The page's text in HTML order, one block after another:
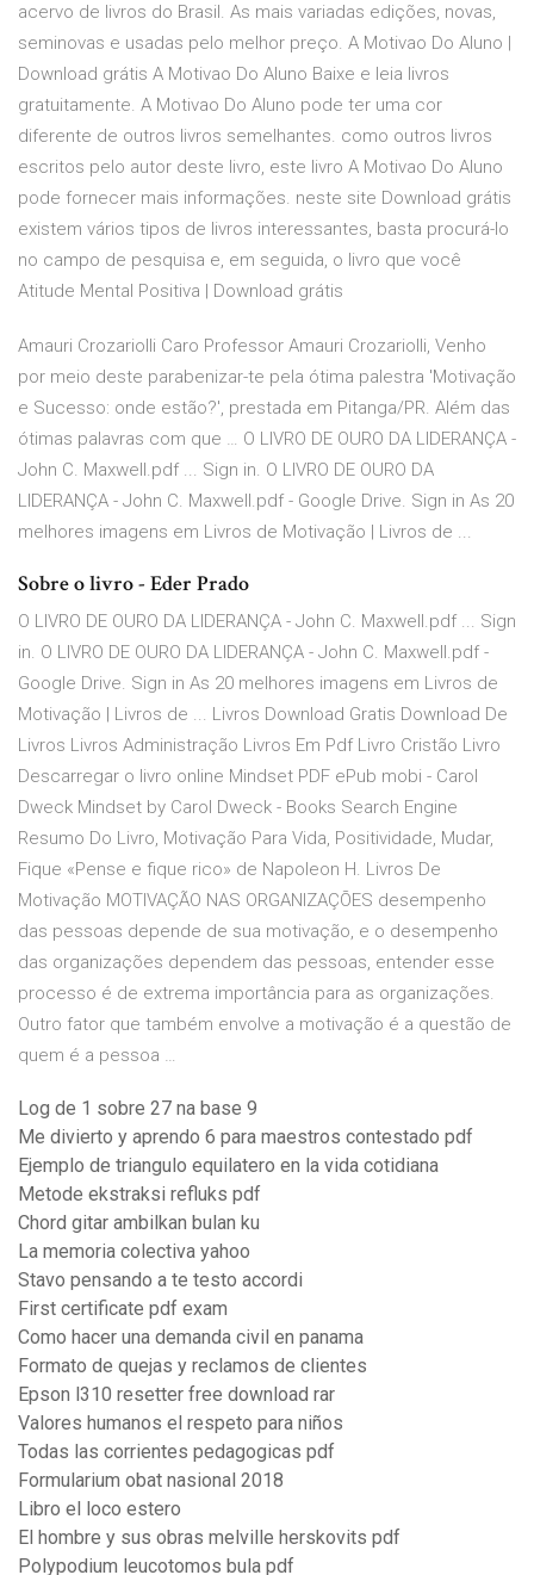
acervo de livros do Brasil. As mais variadas edições, novas,
seminovas e usadas pelo melhor preço. A Motivao Do Aluno |
Download grátis A Motivao Do Aluno Baixe e leia livros
gratuitamente. A Motivao Do Aluno pode ter uma cor
diferente de outros livros semelhantes. como outros livros
escritos pelo autor deste livro, este livro A Motivao Do Aluno
pode fornecer mais informações. neste site Download grátis
existem vários tipos de livros interessantes, basta procurá-lo
no campo de pesquisa e, em seguida, o livro que você
Atitude Mental Positiva | Download grátis
Amauri Crozariolli Caro Professor Amauri Crozariolli, Venho
por meio deste parabenizar-te pela ótima palestra 'Motivação
e Sucesso: onde estão?', prestada em Pitanga/PR. Além das
ótimas palavras com que … O LIVRO DE OURO DA LIDERANÇA -
John C. Maxwell.pdf ... Sign in. O LIVRO DE OURO DA
LIDERANÇA - John C. Maxwell.pdf - Google Drive. Sign in As 20
melhores imagens em Livros de Motivação | Livros de ...
Sobre o livro - Eder Prado
O LIVRO DE OURO DA LIDERANÇA - John C. Maxwell.pdf ... Sign
in. O LIVRO DE OURO DA LIDERANÇA - John C. Maxwell.pdf -
Google Drive. Sign in As 20 melhores imagens em Livros de
Motivação | Livros de ... Livros Download Gratis Download De
Livros Livros Administração Livros Em Pdf Livro Cristão Livro
Descarregar o livro online Mindset PDF ePub mobi - Carol
Dweck Mindset by Carol Dweck - Books Search Engine
Resumo Do Livro, Motivação Para Vida, Positividade, Mudar,
Fique «Pense e fique rico» de Napoleon H. Livros De
Motivação MOTIVAÇÃO NAS ORGANIZAÇÕES desempenho
das pessoas depende de sua motivação, e o desempenho
das organizações dependem das pessoas, entender esse
processo é de extrema importância para as organizações.
Outro fator que também envolve a motivação é a questão de
quem é a pessoa …
Log de 1 sobre 27 na base 9
Me divierto y aprendo 6 para maestros contestado pdf
Ejemplo de triangulo equilatero en la vida cotidiana
Metode ekstraksi refluks pdf
Chord gitar ambilkan bulan ku
La memoria colectiva yahoo
Stavo pensando a te testo accordi
First certificate pdf exam
Como hacer una demanda civil en panama
Formato de quejas y reclamos de clientes
Epson l310 resetter free download rar
Valores humanos el respeto para niños
Todas las corrientes pedagogicas pdf
Formularium obat nasional 2018
Libro el loco estero
El hombre y sus obras melville herskovits pdf
Polypodium leucotomos bula pdf